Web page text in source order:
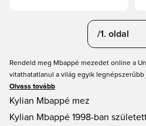
/1. oldal
Rendeld meg Mbappé mezedet online a
vitathatatlanul a világ egyik
Sebességével és elképesztő technikájával
futballpályán. Te is szeretnéd megmutatni
még ma! A Unisport mindig garantálja az
Olvass tovább
Kylian Mbappé mez
Kylian Mbappé 1998-ban